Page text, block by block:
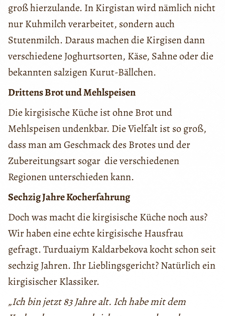
groß hierzulande. In Kirgistan wird nämlich nicht
nur Kuhmilch verarbeitet, sondern auch
Stutenmilch. Daraus machen die Kirgisen dann
verschiedene Joghurtsorten, Käse, Sahne oder die
bekannten salzigen Kurut-Bällchen.
Drittens Brot und Mehlspeisen
Die kirgisische Küche ist ohne Brot und
Mehlspeisen undenkbar. Die Vielfalt ist so groß,
dass man am Geschmack des Brotes und der
Zubereitungsart sogar die verschiedenen
Regionen unterschieden kann.
Sechzig Jahre Kocherfahrung
Doch was macht die kirgisische Küche noch aus?
Wir haben eine echte kirgisische Hausfrau
gefragt. Turduaiym Kaldarbekova kocht schon seit
sechzig Jahren. Ihr Lieblingsgericht? Natürlich ein
kirgisischer Klassiker.
„Ichbin jetzt83Jahrealt. Ichhabemit dem